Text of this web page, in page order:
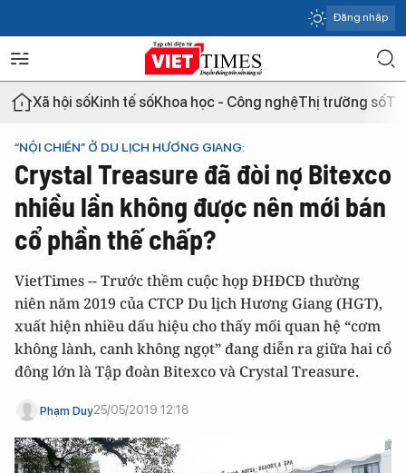
Đăng nhập
Xã hội sốKinh tế sốKhoa học - Công nghệThị trường số
“NỘI CHIẾN” Ở DU LỊCH HƯƠNG GIANG:
Crystal Treasure đã đòi nợ Bitexco
nhiều lần không được nên mới bán
cổ phần thế chấp?
VietTimes -- Trước thềm cuộc họp ĐHĐCĐ thường
niên năm 2019 của CTCP Du lịch Hương Giang (HGT),
xuất hiện nhiều dấu hiệu cho thấy mối quan hệ “cơm
không lành, canh không ngọt” đang diễn ra giữa hai cổ
đông lớn là Tập đoàn Bitexco và Crystal Treasure.
Phạm Duy25/05/2019 12:18